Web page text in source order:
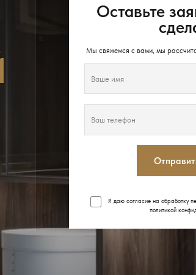
Оставьте
Мы свяжемся с вами, мы
Я даю согласие на обработку
политикой